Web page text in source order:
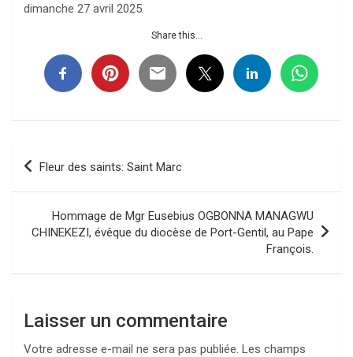
dimanche 27 avril 2025.
Share this...
Navigation
l’article
Fleur des saints: Saint Marc
Hommage de Mgr Eusebius OGBONNA MANAGWU
CHINEKEZI, évêque du diocèse de Port-Gentil, au Pape
François.
Laisser un commentaire
Votre adresse e-mail ne sera pas publiée. Les champs